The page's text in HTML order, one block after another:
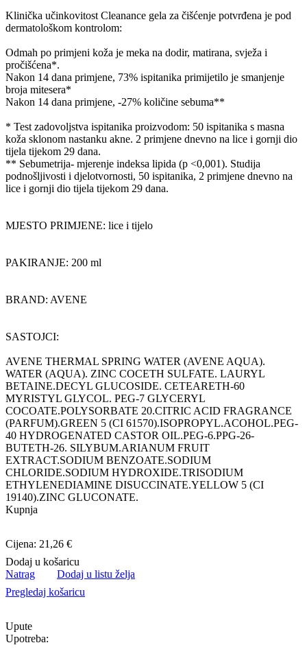
Klinička učinkovitost Cleanance gela za čišćenje potvrđena je pod
dermatološkom kontrolom:
Odmah po primjeni koža je meka na dodir, matirana, svježa i
pročišćena*.
Nakon 14 dana primjene, 73% ispitanika primijetilo je smanjenje
broja mitesera*
Nakon 14 dana primjene, -27% količine sebuma**
* Test zadovoljstva ispitanika proizvodom: 50 ispitanika s masna
koža sklonom nastanku akne. 2 primjene dnevno na lice i gornji dio
tijela tijekom 29 dana.
** Sebumetrija- mjerenje indeksa lipida (p <0,001). Studija
podnošljivosti i djelotvornosti, 50 ispitanika, 2 primjene dnevno na
lice i gornji dio tijela tijekom 29 dana.
MJESTO PRIMJENE: lice i tijelo
PAKIRANJE: 200 ml
BRAND: AVENE
SASTOJCI:
AVENE THERMAL SPRING WATER (AVENE AQUA).
WATER (AQUA). ZINC COCETH SULFATE. LAURYL
BETAINE.DECYL GLUCOSIDE. CETEARETH-60
MYRISTYL GLYCOL. PEG-7 GLYCERYL
COCOATE.POLYSORBATE 20.CITRIC ACID FRAGRANCE
(PARFUM).GREEN 5 (CI 61570).ISOPROPYL.ACOHOL.PEG-
40 HYDROGENATED CASTOR OIL.PEG-6.PPG-26-
BUTETH-26. SILYBUM.ARIANUM FRUIT
EXTRACT.SODIUM BENZOATE.SODIUM
CHLORIDE.SODIUM HYDROXIDE.TRISODIUM
ETHYLENEDIAMINE DISUCCINATE.YELLOW 5 (CI
19140).ZINC GLUCONATE.
Kupnja
Cijena: 21,26 €
Dodaj u košaricu
Natrag
Dodaj u listu želja
Pregledaj košaricu
Upute
Upotreba: